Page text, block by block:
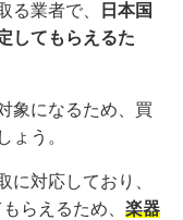
る業者で、
日本国
してもらえるた
象になるため、買
ょう。
に対応しており、
らえるため、 楽器